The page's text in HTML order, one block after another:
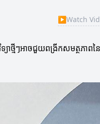
▶Watch
វិទ្យាថ្មីៗអាចជួយពង្រីកសមត្ថភា